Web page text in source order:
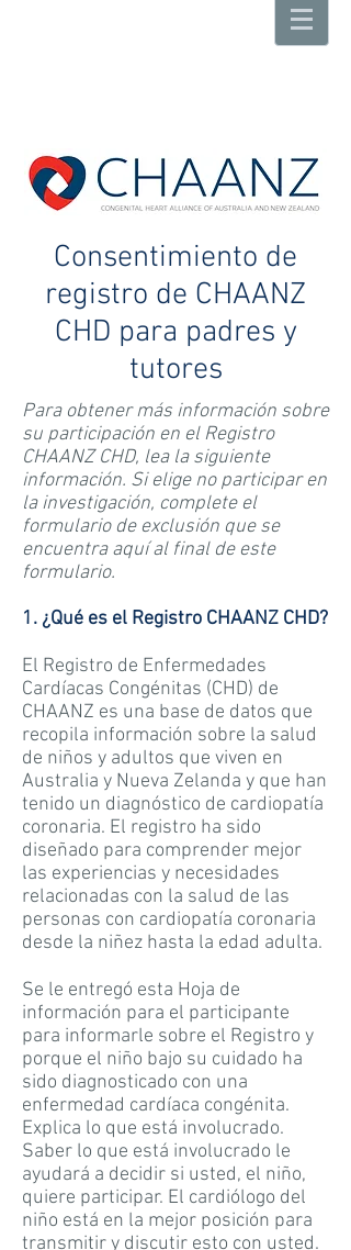
Consentimiento de
registro de CHAANZ
CHD para padres y
tutores
Para obtener más información sobre
su participación en el Registro
CHAANZ CHD, lea la siguiente
información. Si elige no participar en
la investigación, complete el
formulario de exclusión que se
encuentra aquí al final de este
formulario.
1. ¿Qué es el Registro CHAANZ CHD?
El Registro de Enfermedades
Cardíacas Congénitas (CHD) de
CHAANZ es una base de datos que
recopila información sobre la salud
de niños y adultos que viven en
Australia y Nueva Zelanda y que han
tenido un diagnóstico de cardiopatía
coronaria. El registro ha sido
diseñado para comprender mejor
las experiencias y necesidades
relacionadas con la salud de las
personas con cardiopatía coronaria
desde la niñez hasta la edad adulta.
Se le entregó esta Hoja de
información para el participante
para informarle sobre el Registro y
porque el niño bajo su cuidado ha
sido diagnosticado con una
enfermedad cardíaca congénita.
Explica lo que está involucrado.
Saber lo que está involucrado le
ayudará a decidir si usted, el niño,
quiere participar. El cardiólogo del
niño está en la mejor posición para
transmitir y discutir esto con usted.